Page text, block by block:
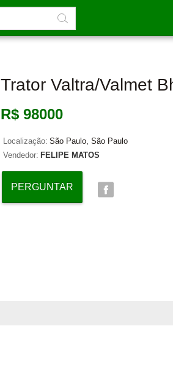
Trator Valtra/valmet
R$ 98000
Localização: São Paulo, São Paulo
Vendedor: FELIPE MATOS
PERGUNTAR